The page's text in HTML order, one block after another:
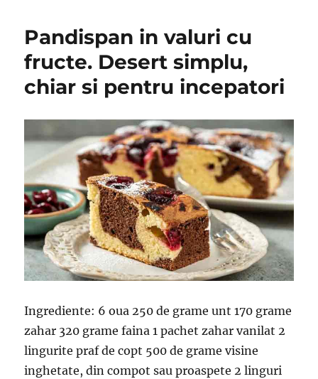
Pandispan in valuri cu
fructe. Desert simplu,
chiar si pentru incepatori
Ingrediente: 6 oua 250 de grame unt 170 grame
zahar 320 grame faina 1 pachet zahar vanilat 2
lingurite praf de copt 500 de grame visine
inghetate, din compot sau proaspete 2 linguri